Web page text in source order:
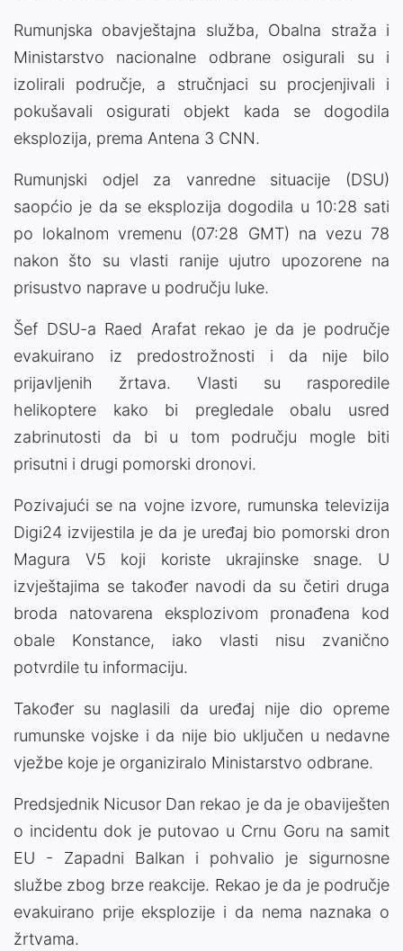
Rumunjska obavještajna služba, Obalna straža i
Ministarstvo nacionalne odbrane osigurali su i
izolirali područje, a stručnjaci su procjenjivali i
pokušavali osigurati objekt kada se dogodila
eksplozija, prema Antena 3 CNN.
Rumunjski odjel za vanredne situacije (DSU)
saopćio je da se eksplozija dogodila u 10:28 sati
po lokalnom vremenu (07:28 GMT) na vezu 78
nakon što su vlasti ranije ujutro upozorene na
prisustvo naprave u području luke.
Šef DSU-a Raed Arafat rekao je da je područje
evakuirano iz predostrožnosti i da nije bilo
prijavljenih žrtava. Vlasti su rasporedile
helikoptere kako bi pregledale obalu usred
zabrinutosti da bi u tom području mogle biti
prisutni i drugi pomorski dronovi.
Pozivajući se na vojne izvore, rumunska televizija
Digi24 izvijestila je da je uređaj bio pomorski dron
Magura V5 koji koriste ukrajinske snage. U
izvještajima se također navodi da su četiri druga
broda natovarena eksplozivom pronađena kod
obale Konstance, iako vlasti nisu zvanično
potvrdile tu informaciju.
Također su naglasili da uređaj nije dio opreme
rumunske vojske i da nije bio uključen u nedavne
vježbe koje je organiziralo Ministarstvo odbrane.
Predsjednik Nicusor Dan rekao je da je obaviješten
o incidentu dok je putovao u Crnu Goru na samit
EU - Zapadni Balkan i pohvalio je sigurnosne
službe zbog brze reakcije. Rekao je da je područje
evakuirano prije eksplozije i da nema naznaka o
žrtvama.